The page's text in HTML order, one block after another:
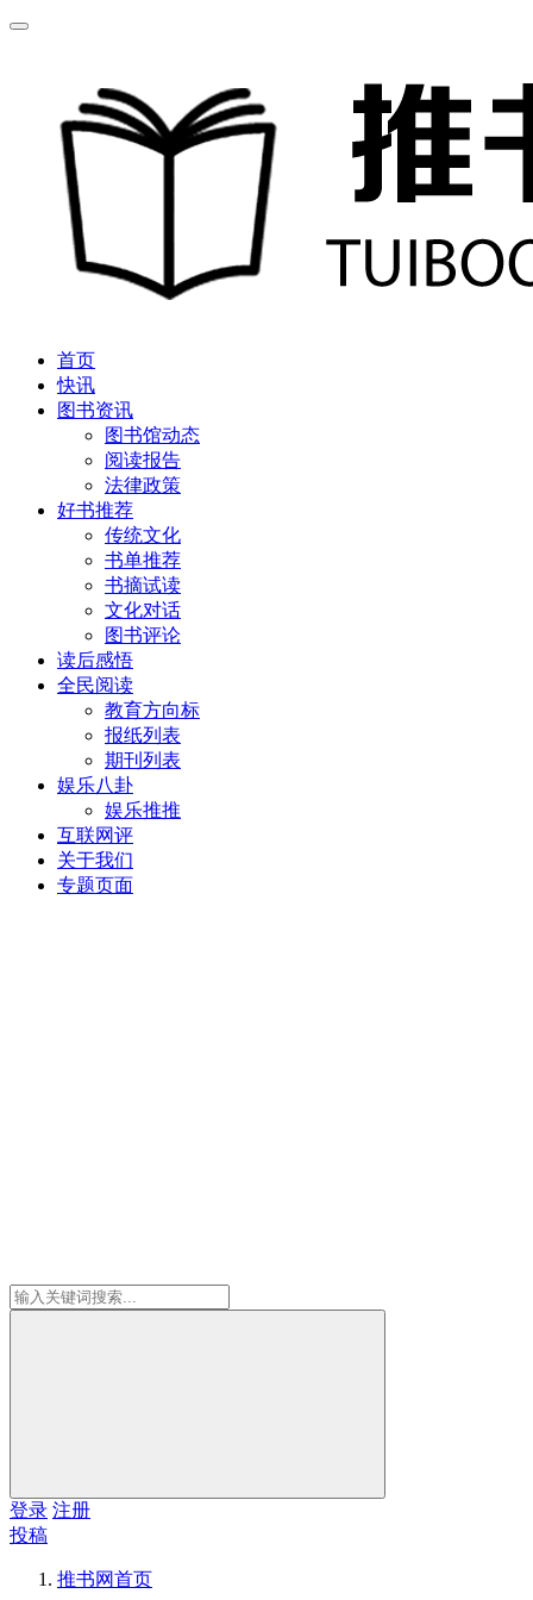
首页
快讯
图书资讯
图书馆动态
阅读报告
法律政策
好书推荐
传统文化
书单推荐
书摘试读
文化对话
图书评论
读后感悟
全民阅读
教育方向标
报纸列表
期刊列表
娱乐八卦
娱乐推推
互联网评
关于我们
专题页面
登录 注册
投稿
推书网首页